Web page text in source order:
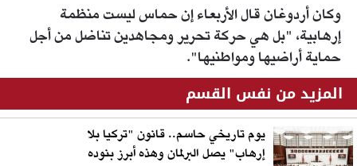
وكان أردوغان قال الأربعاء إن حماس ليست منظمة
إرهابية، "بل هي حركة تحرير ومجاهدين تناضل من أجل
حماية أراضيها ومواطنيها".
المزيد من نفس القسم
يوم تاريخي حاسم.. قانون "تركيا بلا
إرهاب" يصل البرلمان وهذه أبرز بنوده